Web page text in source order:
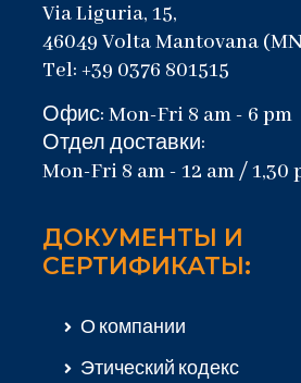
Via Liguria, 15,
46049 Volta Mantovana
Tel: +39 0376 801515
Офис: Mon-Fri 8 am - 6 pm
Отдел доставки:
Mon-Fri 8 am - 12 am / 1,30
ДОКУМЕНТЫ И
СЕРТИФИКАТЫ:
О компании
Этический кодекс